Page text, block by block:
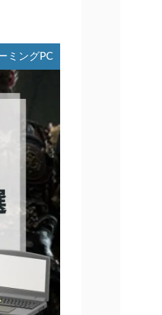
ミングPC